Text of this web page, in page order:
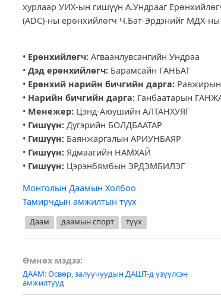
хурлаар УИХ-ын гишүүн А.Ундрааг
(ADC)-ны ерөнхийлөгч Ч.Бат-Эрдэнийг МДХ-
• Ерөнхийлөгч: Агваанлувсангийн Ундраа
•Дэд ерөнхийлөгч: Барамсайн ГАНБАТ
• Ерөнхий нарийн бичгийн дарга:
• Нарийн бичгийн дарга: Ганбаатарын
• Менежер: Цэнд-Аюушийн АЛТАНХУЯГ
• Гишүүн: Дүгэрийн БОЛДБААТАР
• Гишүүн: Баянжаргалын АРИУНБАЯР
• Гишүүн: Ядмаагийн НАМХАЙ
• Гишүүн: Цэрэнбямбын ЭРДЭМБИЛЭГ
Монголын Даамын Холбоо
Тамирчдын амжилтын түүх
Даам даамын спорт түүх
Post
navigation
Өмнөх мэдээ:
ДААМ: Өсвөр, залуучуудын ДАШТ-д үзүүлсэн
амжилтууд